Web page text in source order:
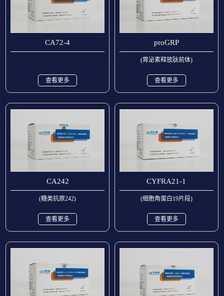
CA72-4
查看更多
proGRP
(胃泌素释放肽前体)
查看更多
CA242
(糖类抗原242)
查看更多
CYFRA21-1
(细胞角蛋白19片段)
查看更多